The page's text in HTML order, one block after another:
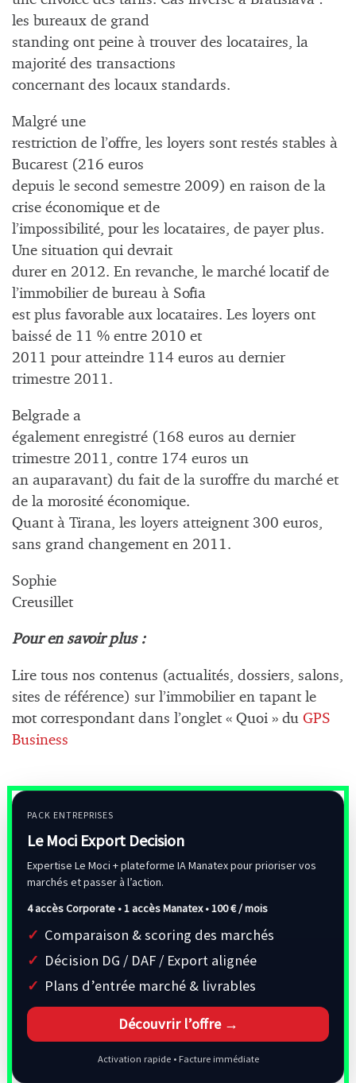
les bureaux de grand
standing ont peine à trouver des locataires, la
majorité des transactions
concernant des locaux standards.
Malgré une
restriction de l’offre, les loyers sont restés stables à
Bucarest (216 euros
depuis le second semestre 2009) en raison de la
crise économique et de
l’impossibilité, pour les locataires, de payer plus.
Une situation qui devrait
durer en 2012. En revanche, le marché locatif de
l’immobilier de bureau à Sofia
est plus favorable aux locataires. Les loyers ont
baissé de 11 % entre 2010 et
2011 pour atteindre 114 euros au dernier
trimestre 2011.
Belgrade a
également enregistré (168 euros au dernier
trimestre 2011, contre 174 euros un
an auparavant) du fait de la suroffre du marché et
de la morosité économique.
Quant à Tirana, les loyers atteignent 300 euros,
sans grand changement en 2011.
Sophie
Creusillet
Pour en savoir plus :
Lire tous nos contenus (actualités, dossiers, salons,
sites de référence) sur l’immobilier en tapant le
mot correspondant dans l’onglet « Quoi » du GPS
Business
PACK ENTREPRISES
Le Moci Export Decision
Expertise Le Moci + plateforme IA Manatex pour prioriser vos
marchés et passer à l’action.
4 accès Corporate • 1 accès Manatex •100 € / mois
Comparaison & scoring des marchés
Décision DG / DAF / Export alignée
Plans d’entrée marché & livrables
Découvrir l’offre →
Activation rapide • Facture immédiate